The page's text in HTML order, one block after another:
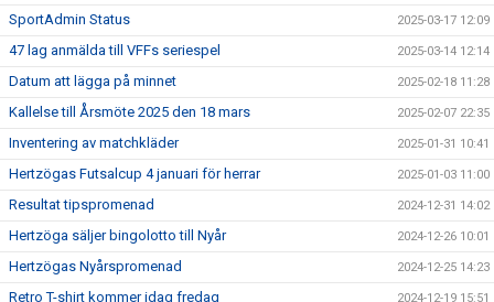
SportAdmin Status 2025-03-17 12:09
47 lag anmälda till VFFs seriespel 2025-03-14 12:14
Datum att lägga på minnet 2025-02-18 11:28
Kallelse till Årsmöte 2025 den 18 mars 2025-02-07 22:35
Inventering av matchkläder 2025-01-31 10:41
Hertzögas Futsalcup 4 januari för herrar 2025-01-03 11:00
Resultat tipspromenad 2024-12-31 14:02
Hertzöga säljer bingolotto till Nyår 2024-12-26 10:01
Hertzögas Nyårspromenad 2024-12-25 14:23
Retro T-shirt kommer idag fredag 2024-12-19 15:51